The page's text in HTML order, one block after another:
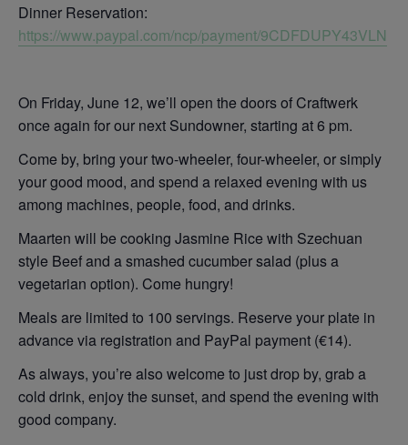
Dinner Reservation:
https://www.paypal.com/ncp/payment/9CDFDUPY43VLN
On Friday, June 12, we’ll open the doors of Craftwerk
once again for our next Sundowner, starting at 6 pm.
Come by, bring your two-wheeler, four-wheeler, or simply
your good mood, and spend a relaxed evening with us
among machines, people, food, and drinks.
Maarten will be cooking Jasmine Rice with Szechuan
style Beef and a smashed cucumber salad (plus a
vegetarian option). Come hungry!
Meals are limited to 100 servings. Reserve your plate in
advance via registration and PayPal payment (€14).
As always, you’re also welcome to just drop by, grab a
cold drink, enjoy the sunset, and spend the evening with
good company.